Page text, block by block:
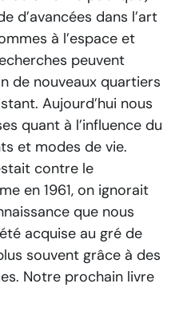
d’avancées dans l’art
à l’espace et
peuvent
de nouveaux quartiers
Aujourd’hui nous
quant à l’influence du
et modes de vie.
contre le
en 1961, on ignorait
que nous
acquise au gré de
souvent grâce à des
Notre prochain livre